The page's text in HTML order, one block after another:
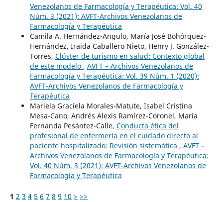
Venezolanos de Farmacología y Terapéutica: Vol. 40
Núm. 3 (2021): AVFT-Archivos Venezolanos de
Farmacología y Terapéutica
Camila A. Hernández-Angulo, María José Bohórquez-
Hernández, Iraida Caballero Nieto, Henry J. González-
Torres, Clúster de turismo en salud: Contexto global
de este modelo , AVFT – Archivos Venezolanos de
Farmacología y Terapéutica: Vol. 39 Núm. 1 (2020):
AVFT-Archivos Venezolanos de Farmacología y
Terapéutica
Mariela Graciela Morales-Matute, Isabel Cristina
Mesa-Cano, Andrés Alexis Ramírez-Coronel, María
Fernanda Pesántez-Calle, Conducta ética del
profesional de enfermería en el cuidado directo al
paciente hospitalizado: Revisión sistemática , AVFT –
Archivos Venezolanos de Farmacología y Terapéutica:
Vol. 40 Núm. 3 (2021): AVFT-Archivos Venezolanos de
Farmacología y Terapéutica
1 2 3 4 5 6 7 8 9 10 > >>